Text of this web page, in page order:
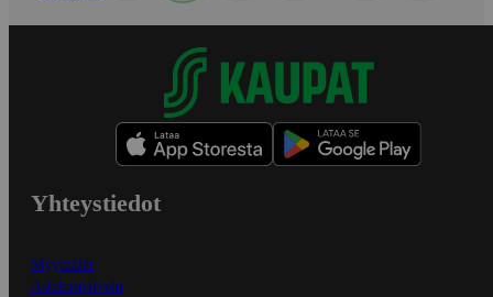
Yhteystiedot
Myymälät
Asiakaspalvelu